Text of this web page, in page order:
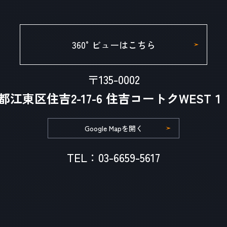
360°ビューはこちら
〒135-0002
江東区住吉2-17-6 住吉コートクWEST１
Google Mapを開く
TEL：03-6659-5617